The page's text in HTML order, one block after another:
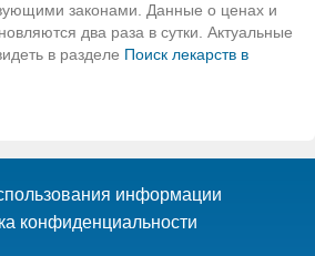
законами. Данные о ценах и
два раза в сутки. Актуальные
в разделе Поиск лекарств в
информации
конфиденциальности